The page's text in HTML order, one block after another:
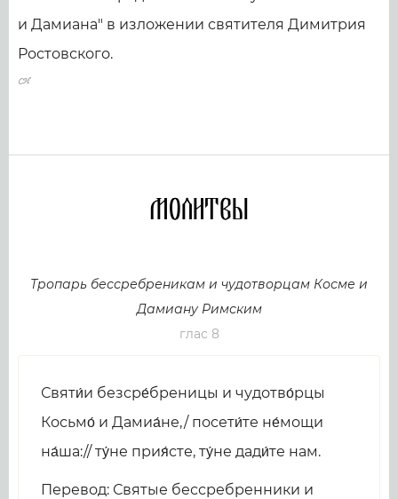
и Дамиана" в изложении святителя Димитрия
Ростовского.
Молитвы
Тропарь бессребреникам и чудотворцам Косме и
Дамиану Римским
глас 8
Святи́и безсре́бреницы и чудотво́рцы
Косьмо́ и Дамиа́не,/ посети́те не́мощи
на́ша:// ту́не прия́сте, ту́не дади́те нам.
Перевод: Святые бессребренники и